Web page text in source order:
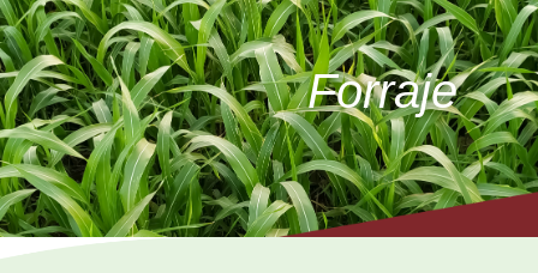
Forraje